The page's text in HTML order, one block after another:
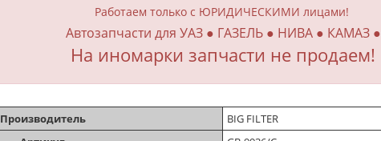
Работаем только с ЮРИДИЧЕСКИМИ лицами!
Автозапчасти для УАЗ ● ГАЗЕЛЬ ● НИВА ● КАМАЗ ●
На иномарки запчасти не продаем!
Производитель
BIG FILTER